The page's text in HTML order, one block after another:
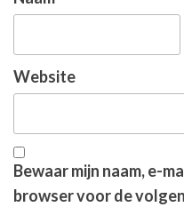
Website
Bewaar mijn naam, e-
browser voor de